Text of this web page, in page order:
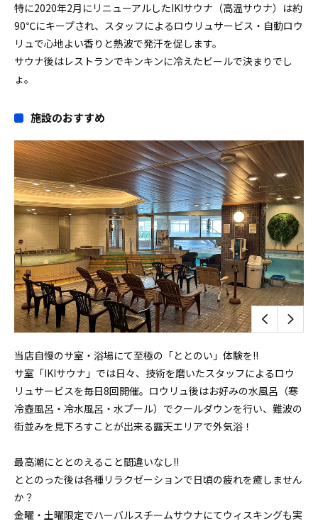
特に2020年2月にリニューアルしたIKIサウナ（高温サウナ）は約
90℃にキープされ、スタッフによるロウリュサービス・自動ロウ
リュで⼼地よい香りと熱波で発汗を促します。
サウナ後はレストランでキンキンに冷えたビールで決まりでし
ょ。
施設のおすすめ
当店自慢のサ室・浴場にて至極の「ととのい」体験を!!
サ室「IKIサウナ」では日々、技術を磨いたスタッフによるロウ
リュサービスを毎日8回開催。ロウリュ後はお好みの水風呂（寒
冷壺風呂・冷水風呂・水プール）でクールダウンを行い、難波の
街並みを見下ろすことが出来る露天エリアで外気浴！
最高潮にととのえること間違いなし!!
ととのった後は各種リラクゼーションで日頃の疲れを癒しません
か？
金曜・土曜限定でハーバルスチームサウナにてウィスキングも実